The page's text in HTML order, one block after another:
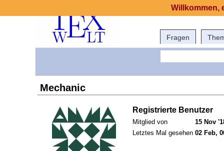
Fragen
Mechanic
Registrierte Benutzer
Mitglied von
15 Nov
Letztes Mal gesehen 02 Feb,
Willkommen,